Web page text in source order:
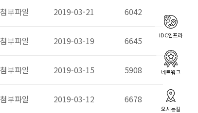
첨부파일 2019-03-21 6042
첨부파일 2019-03-19 6645
첨부파일 2019-03-15 5908
첨부파일 2019-03-12 6678
IDC인프라
네트워크
오시는길